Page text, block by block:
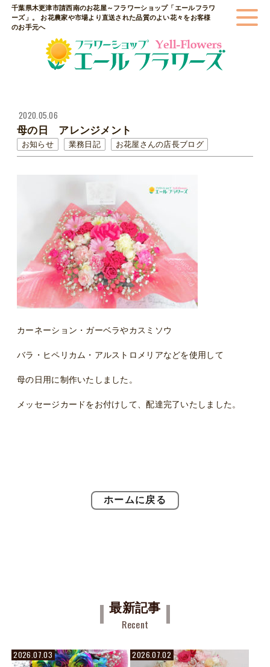
千葉県木更津市請西南のお花屋～フラワーショップ「エールフラワ
ーズ」。 お花農家や市場より直送された品質のよい花々をお客様
のお手元へ
2020.05.06
母の日 アレンジメント
お知らせ 業務日記 お花屋さんの店長ブログ
カーネーション・ガーベラやカスミソウ
バラ・ヒペリカム・アルストロメリアなどを使用して
母の日用に制作いたしました。
メッセージカードをお付けして、配達完了いたしました。
ホームに戻る
最新記事
Recent
2026.07.03 2026.07.02